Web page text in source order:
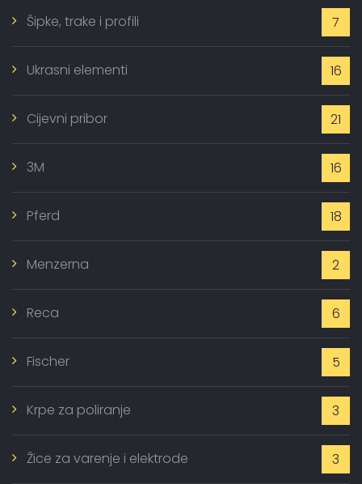
Šipke, trake i profili 7
Ukrasni elementi 16
Cijevni pribor 21
3M 16
Pferd 18
Menzerna 2
Reca 6
Fischer 5
Krpe za poliranje 3
Žice za varenje i elektrode 3